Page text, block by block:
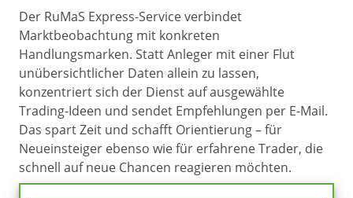
Der RuMaS Express-Service verbindet
Marktbeobachtung mit konkreten
Handlungsmarken. Statt Anleger mit einer Flut
unübersichtlicher Daten allein zu lassen,
konzentriert sich der Dienst auf ausgewählte
Trading-Ideen und sendet Empfehlungen per E-Mail.
Das spart Zeit und schafft Orientierung – für
Neueinsteiger ebenso wie für erfahrene Trader, die
schnell auf neue Chancen reagieren möchten.